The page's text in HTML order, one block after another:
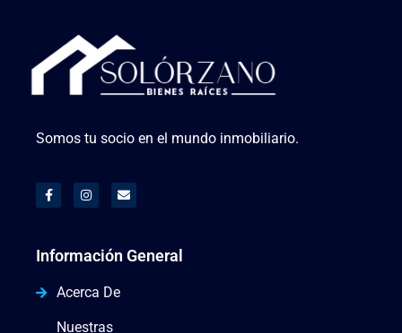
Somos tu socio en el mundo inmobiliario.
Información General
Acerca De
Nuestras